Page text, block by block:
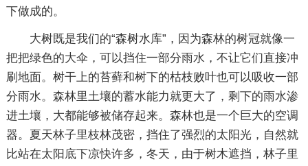
下做成的。
大树既是我们的“森树水库”，因为森林的树冠就像一
把把绿色的大伞，可以挡住一部分雨水，不让它们直接冲
刷地面。树干上的苔藓和树下的枯枝败叶也可以吸收一部
分雨水。森林里土壤的蓄水能力就更大了，剩下的雨水渗
进土壤，大都能够被储存起来。森林也是一个巨大的空调
器。夏天林子里枝林茂密，挡住了强烈的太阳光，自然就
比站在太阳底下凉快许多，冬天，由于树木遮挡，林子里